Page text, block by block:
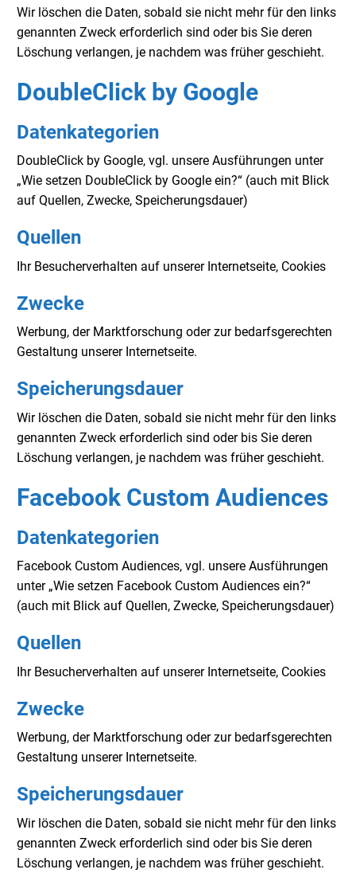
Wir löschen die Daten, sobald sie nicht mehr für den links
genannten Zweck erforderlich sind oder bis Sie deren
Löschung verlangen, je nachdem was früher geschieht.
DoubleClick by Google
Datenkategorien
DoubleClick by Google, vgl. unsere Ausführungen unter
„Wie setzen DoubleClick by Google ein?“ (auch mit Blick
auf Quellen, Zwecke, Speicherungsdauer)
Quellen
Ihr Besucherverhalten auf unserer Internetseite, Cookies
Zwecke
Werbung, der Marktforschung oder zur bedarfsgerechten
Gestaltung unserer Internetseite.
Speicherungsdauer
Wir löschen die Daten, sobald sie nicht mehr für den links
genannten Zweck erforderlich sind oder bis Sie deren
Löschung verlangen, je nachdem was früher geschieht.
Facebook Custom Audiences
Datenkategorien
Facebook Custom Audiences, vgl. unsere Ausführungen
unter „Wie setzen Facebook Custom Audiences ein?“
(auch mit Blick auf Quellen, Zwecke, Speicherungsdauer)
Quellen
Ihr Besucherverhalten auf unserer Internetseite, Cookies
Zwecke
Werbung, der Marktforschung oder zur bedarfsgerechten
Gestaltung unserer Internetseite.
Speicherungsdauer
Wir löschen die Daten, sobald sie nicht mehr für den links
genannten Zweck erforderlich sind oder bis Sie deren
Löschung verlangen, je nachdem was früher geschieht.